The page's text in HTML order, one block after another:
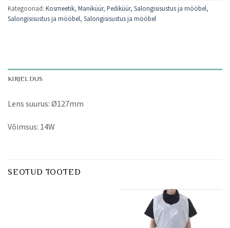
Kategooriad: Kosmeetik, Maniküür, Pediküür, Salongisisustus ja mööbel,
Salongisisustus ja mööbel, Salongisisustus ja mööbel
KIRJELDUS
Lens suurus: Ø127mm
Võimsus: 14W
SEOTUD TOOTED